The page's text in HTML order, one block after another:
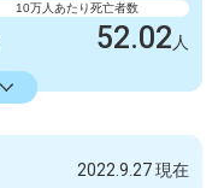
10万人あたり死亡者数
52.02 人
2022.9.27 現在